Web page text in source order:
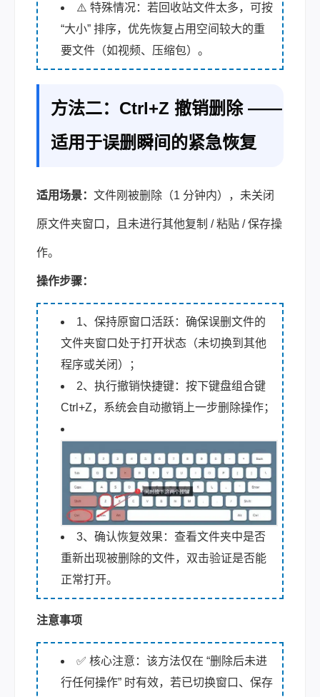
⚠️ 特殊情况：若回收站文件太多，可按
“大小” 排序，优先恢复占用空间较大的重
要文件（如视频、压缩包）。
方法二：Ctrl+Z 撤销删除 ——
适用于误删瞬间的紧急恢复
适用场景： 文件刚被删除（1 分钟内），未关闭
原文件夹窗口，且未进行其他复制 / 粘贴 / 保存操
作。
操作步骤：
1、保持原窗口活跃：确保误删文件的
文件夹窗口处于打开状态（未切换到其他
程序或关闭）；
2、执行撤销快捷键：按下键盘组合键
Ctrl+Z，系统会自动撤销上一步删除操作；
3、确认恢复效果：查看文件夹中是否
重新出现被删除的文件，双击验证是否能
正常打开。
注意事项
✅ 核心注意：该方法仅在 “删除后未进
行任何操作” 时有效，若已切换窗口、保存